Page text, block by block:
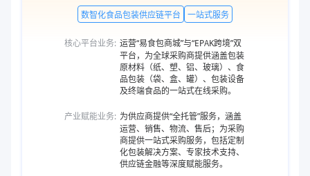
数智化食品包装供应链平台 一站式服务
核心平台业务: 运营“易食包商城”与“EPAK跨境”双
平台，为全球采购商提供涵盖包装
原材料（纸、塑、铝、玻璃）、食
品包装（袋、盒、罐）、包装设备
及终端食品的一站式在线采购。
产业赋能业务: 为供应商提供“全托管”服务，涵盖
运营、销售、物流、售后；为采购
商提供一站式采购服务，包括定制
化包装解决方案、专家技术支持、
供应链金融等深度赋能服务。